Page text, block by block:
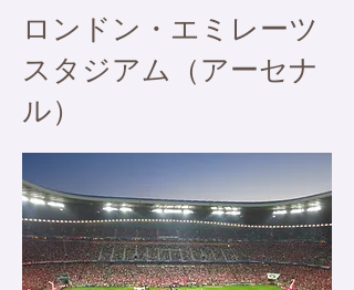
​ロンドン・エミレーツ
スタジアム（アーセナ
ル）